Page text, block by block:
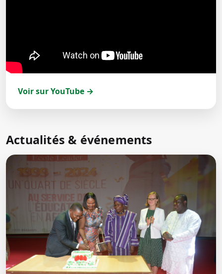
Voir sur YouTube →
Actualités & événements